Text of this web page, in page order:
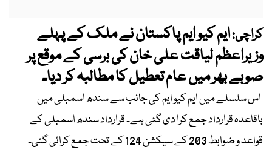
کراچی:ایم کیو ایم پاکستان نے ملک کے پہلے
وزیراعظم لیاقت علی خان کی برسی کے موقع پر
صوبے بھر میں عام تعطیل کا مطالبہ کر دیا۔
اس سلسلے میں ایم کیو ایم کی جانب سے سندھ اسمبلی میں
باقاعدہ قرارداد جمع کرا دی گئی ہے۔ قرارداد سندھ اسمبلی کے
قواعد و ضوابط 203 کے سیکشن 124 کے تحت جمع کرائی گئی۔